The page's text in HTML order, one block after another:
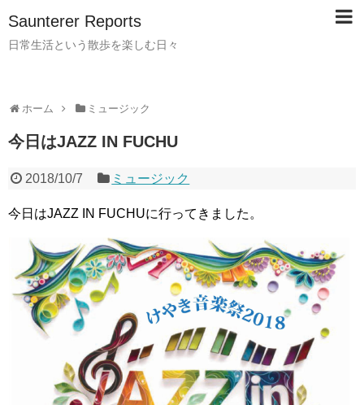
Saunterer Reports
日常生活という散歩を楽しむ日々
ホーム ミュージック
今日はJAZZ IN FUCHU
2018/10/7 ミュージック
今日はJAZZ IN FUCHUに行ってきました。